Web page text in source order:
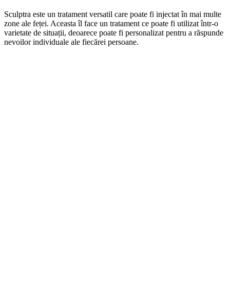
Sculptra este un tratament versatil care poate fi injectat în mai multe
zone ale feței. Aceasta îl face un tratament ce poate fi utilizat într-o
varietate de situații, deoarece poate fi personalizat pentru a răspunde
nevoilor individuale ale fiecărei persoane.